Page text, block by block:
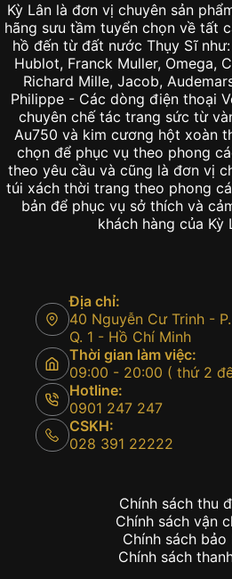
Kỳ Lân là đơn vị chuyên sản
hãng sưu tầm tuyển chọn về tất
hồ đến từ đất nước Thụy Sĩ
Hublot, Franck Muller, Omega,
Richard Mille, Jacob,
Philippe - Các dòng điện thoại
chuyên chế tác trang sức từ
Au750 và kim cương hột xoàn
chọn để phục vụ theo phong
theo yêu cầu và cũng là đơn vị
túi xách thời trang theo phong
bản để phục vụ sở thích và
khách hàng của Kỳ
Địa chỉ:
40 Nguyễn Cư Trinh -
Q. 1 - Hồ Chí Minh
Thời gian làm việc:
09:00 - 20:00 ( thứ 2
Hotline:
0901 247 247
CSKH:
028 391 22222
Chính sách thu
Chính sách vận
Chính sách bảo
Chính sách